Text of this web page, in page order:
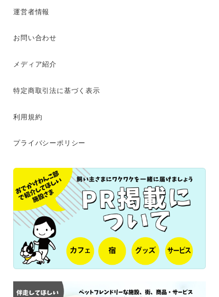
運営者情報
お問い合わせ
メディア紹介
特定商取引法に基づく表示
利用規約
プライバシーポリシー